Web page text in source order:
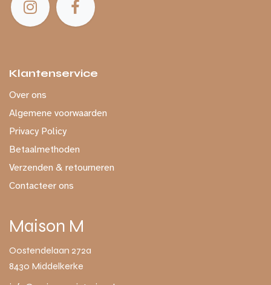
Klantenservice
Over ons
Algemene voorwaarden
Privacy Policy
Betaalmethoden
Verzenden & retourneren
Contacteer ons
Maison M
Oostendelaan 272a
8430 Middelkerke